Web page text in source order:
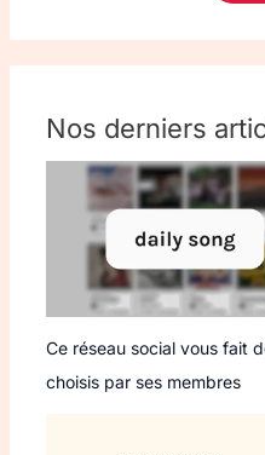
Nos derniers
Ce réseau social vous fait
choisis par ses membres